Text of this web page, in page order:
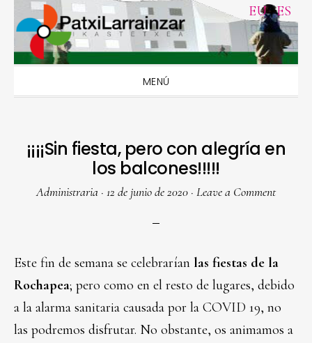
Skip
to
primary
Skip
to
main
Skip
to
primary
Skip
to
footer
EU|ES
MENÚ
¡¡¡¡Sin fiesta, pero con alegría en
los balcones!!!!!
Administraria · 12 de junio de 2020 · Leave a Comment
Este fin de semana se celebrarían las fiestas de la
Rochapea; pero como en el resto de lugares, debido
a la alarma sanitaria causada por la COVID 19, no
las podremos disfrutar. No obstante, os animamos a